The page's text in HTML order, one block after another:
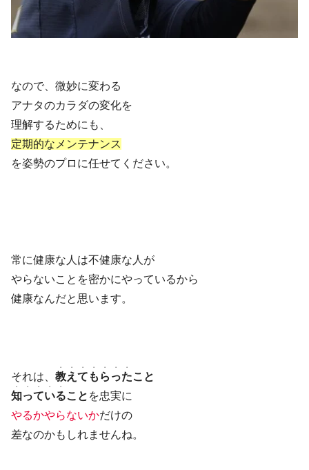
なので、微妙に変わる
アナタのカラダの変化を
理解するためにも、
定期的なメンテナンス
を姿勢のプロに任せてください。
常に健康な人は不健康な人が
やらないことを密かにやっているから
健康なんだと思います。
それは、 教えてもらった
・・・・・・・
こと
知っている
・・・・・
こと を忠実に
やるかやらないかだけの
差なのかもしれませんね。